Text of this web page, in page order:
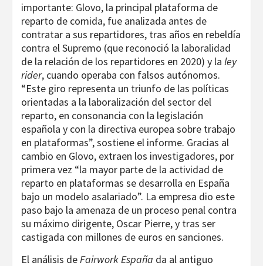
importante: Glovo, la principal plataforma de
reparto de comida, fue analizada antes de
contratar a sus repartidores, tras años en rebeldía
contra el Supremo (que reconoció la laboralidad
de la relación de los repartidores en 2020) y la ley
rider, cuando operaba con falsos autónomos.
“Este giro representa un triunfo de las políticas
orientadas a la laboralización del sector del
reparto, en consonancia con la legislación
española y con la directiva europea sobre trabajo
en plataformas”, sostiene el informe. Gracias al
cambio en Glovo, extraen los investigadores, por
primera vez “la mayor parte de la actividad de
reparto en plataformas se desarrolla en España
bajo un modelo asalariado”. La empresa dio este
paso bajo la amenaza de un proceso penal contra
su máximo dirigente, Oscar Pierre, y tras ser
castigada con millones de euros en sanciones.
El análisis deFairwork España da al antiguo